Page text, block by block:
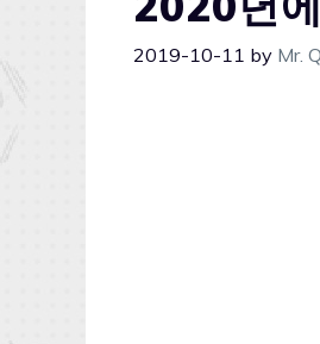
2019-10-11 by Mr.